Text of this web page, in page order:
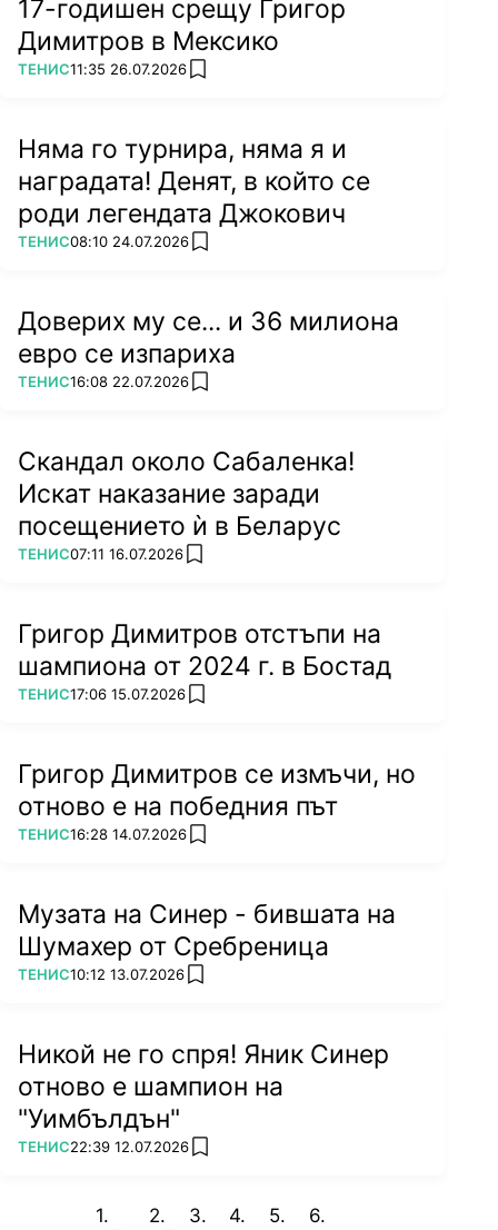
17-годишен срещу Григор
Димитров в Мексико
ПОВЕЧЕ ОТ
ТЕНИС11:35 26.07.2026 add favorites
Няма го турнира, няма я и
наградата! Денят, в който се
роди легендата Джокович
ПОВЕЧЕ ОТ
ТЕНИС08:10 24.07.2026 add favorites
Доверих му се... и 36 милиона
евро се изпариха
ПОВЕЧЕ ОТ
ТЕНИС16:08 22.07.2026 add favorites
Скандал около Сабаленка!
Искат наказание заради
посещението ѝ в Беларус
ПОВЕЧЕ ОТ
ТЕНИС07:11 16.07.2026 add favorites
Григор Димитров отстъпи на
шампиона от 2024 г. в Бостад
ПОВЕЧЕ ОТ
ТЕНИС17:06 15.07.2026 add favorites
Григор Димитров се измъчи, но
отново е на победния път
ПОВЕЧЕ ОТ
ТЕНИС16:28 14.07.2026 add favorites
Музата на Синер - бившата на
Шумахер от Сребреница
ПОВЕЧЕ ОТ
ТЕНИС10:12 13.07.2026 add favorites
Никой не го спря! Яник Синер
отново е шампион на
"Уимбълдън"
ПОВЕЧЕ ОТ
ТЕНИС22:39 12.07.2026 add favorites